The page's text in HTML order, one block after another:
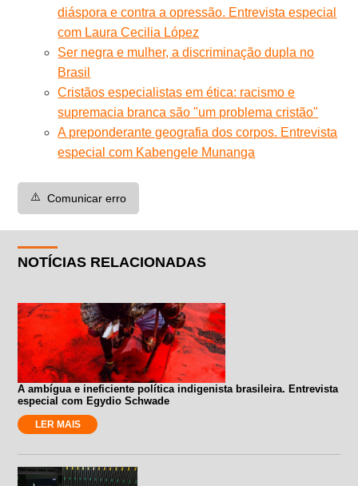
diáspora e contra a opressão. Entrevista especial
com Laura Cecilia López
Ser negra e mulher, a discriminação dupla no
Brasil
Cristãos especialistas em ética: racismo e
supremacia branca são "um problema cristão"
A preponderante geografia dos corpos. Entrevista
especial com Kabengele Munanga
⚠️ Comunicar erro
NOTÍCIAS RELACIONADAS
A ambígua e ineficiente política indigenista brasileira. Entrevista
especial com Egydio Schwade
LER MAIS